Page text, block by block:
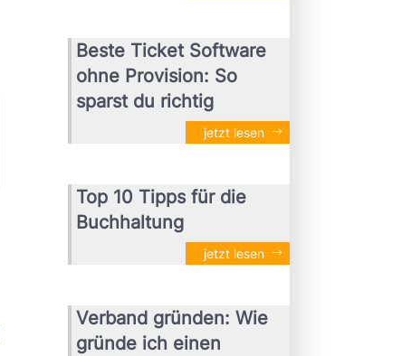
Beste Ticket Software
ohne Provision: So
sparst du richtig
jetzt lesen
Top 10 Tipps für die
Buchhaltung
jetzt lesen
Verband gründen: Wie
gründe ich einen